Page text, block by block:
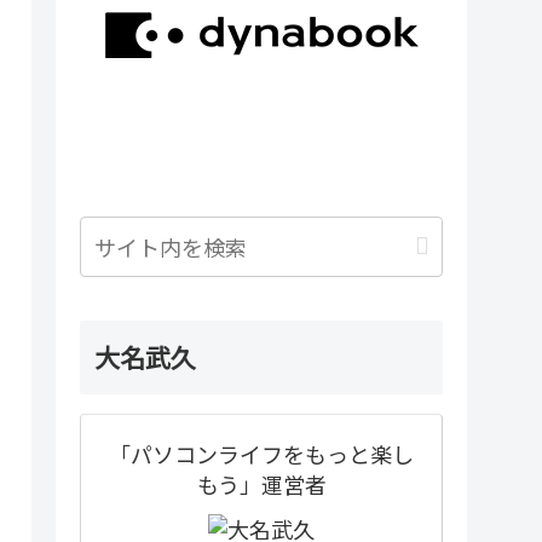
大名武久
「パソコンライフをもっと楽し
もう」運営者